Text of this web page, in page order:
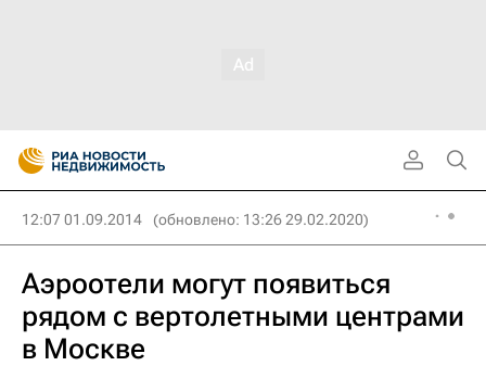
12:07 01.09.2014 (обновлено: 13:26 29.02.2020)
Аэроотели могут появиться
рядом с вертолетными центрами
в Москве